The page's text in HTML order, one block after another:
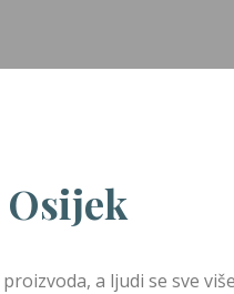
Osijek
a ljudi se sve